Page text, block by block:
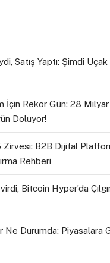
Satış Yaptı: Şimdi Uçak
İçin Rekor Gün: 28 Milyar
Doluyor!
Zirvesi: B2B Dijital
Rehberi
Bitcoin Hyper’da
Durumda: Piyasalara